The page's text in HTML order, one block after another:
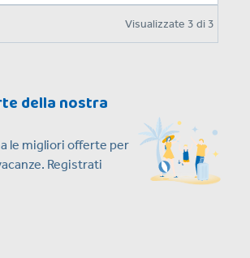
Visualizzate 3 di 3
della nostra
le migliori offerte per
Registrati